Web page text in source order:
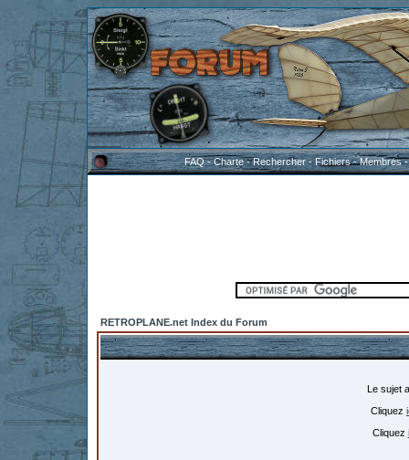
FAQ-Charte-Rechercher-Fichiers-Membres
RETROPLANE.net Index du Forum
Le sujet
Cliquez
Cliquez